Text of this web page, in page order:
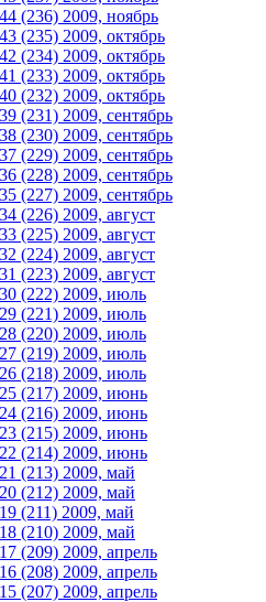
(236) 2009, ноябрь
(235) 2009, октябрь
(234) 2009, октябрь
(233) 2009, октябрь
(232) 2009, октябрь
(231) 2009, сентябрь
(230) 2009, сентябрь
(229) 2009, сентябрь
(228) 2009, сентябрь
(227) 2009, сентябрь
(226) 2009, август
(225) 2009, август
(224) 2009, август
(223) 2009, август
(222) 2009, июль
(221) 2009, июль
(220) 2009, июль
(219) 2009, июль
(218) 2009, июль
(217) 2009, июнь
(216) 2009, июнь
(215) 2009, июнь
(214) 2009, июнь
(213) 2009, май
(212) 2009, май
(211) 2009, май
(210) 2009, май
(209) 2009, апрель
(208) 2009, апрель
(207) 2009, апрель